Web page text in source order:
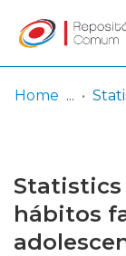
Browse
Entities
Log
In
(current)
Home
Statistics
hábitos